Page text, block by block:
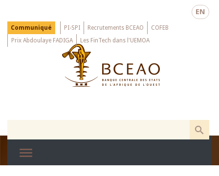
main
EN
Menu
Top
Communiqué PI-SPI Recrutements BCEAO
COFEB
Prix Abdoulaye FADIGA
Les FinTech dans l'UEMOA